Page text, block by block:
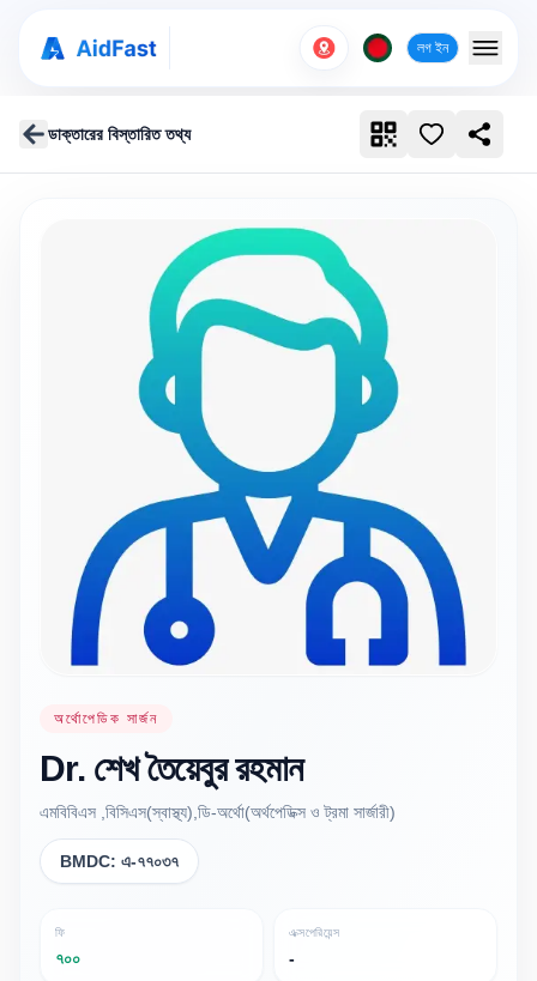
লগ ইন
ডাক্তারের বিস্তারিত তথ্য
অর্থোপেডিক সার্জন
Dr. শেখ তৈয়েবুর রহমান
এমবিবিএস ,বিসিএস(স্বাস্থ্য),ডি-অর্থো(অর্থপেডিক্স ও ট্রমা সার্জারী)
BMDC: এ-৭৭০৩৭
ফি
৭০০
এক্সপেরিয়েন্স
-